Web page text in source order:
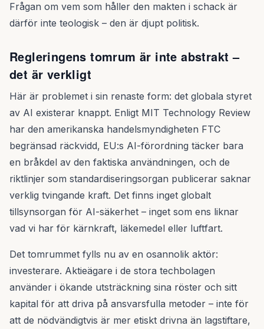
Frågan om vem som håller den makten i schack är
därför inte teologisk – den är djupt politisk.
Regleringens tomrum är inte abstrakt –
det är verkligt
Här är problemet i sin renaste form: det globala styret
av AI existerar knappt. Enligt MIT Technology Review
har den amerikanska handelsmyndigheten FTC
begränsad räckvidd, EU:s AI-förordning täcker bara
en bråkdel av den faktiska användningen, och de
riktlinjer som standardiseringsorgan publicerar saknar
verklig tvingande kraft. Det finns inget globalt
tillsynsorgan för AI-säkerhet – inget som ens liknar
vad vi har för kärnkraft, läkemedel eller luftfart.
Det tomrummet fylls nu av en osannolik aktör:
investerare. Aktieägare i de stora techbolagen
använder i ökande utsträckning sina röster och sitt
kapital för att driva på ansvarsfulla metoder – inte för
att de nödvändigtvis är mer etiskt drivna än lagstiftare,